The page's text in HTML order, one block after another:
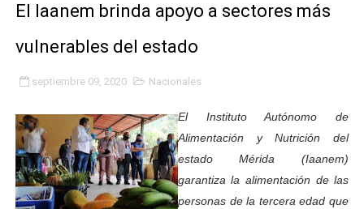
Fundecem ofrece taller de bordado en punto de cruz
Hospital universitario muestra sus avances en visita
Instituto Nacional de Nutrición celebra Semana
El Iaanem brinda apoyo a sectores más
vulnerables del estado
septiembre 09, 2020 Nacionales
El Instituto Autónomo de
Alimentación y Nutrición del
estado Mérida (Iaanem)
garantiza la alimentación de las
personas de la tercera edad que